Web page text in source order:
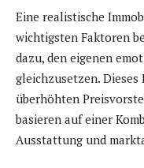
Eine realistische
wichtigsten Faktoren
dazu, den eigenen
gleichzusetzen.
überhöhten
basieren auf einer
Ausstattung und